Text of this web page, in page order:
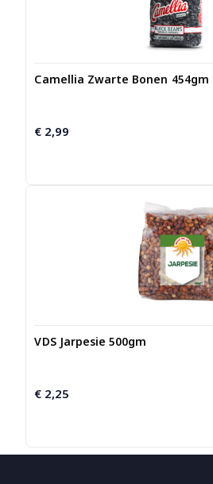
Camellia Zwarte Bonen 454gm
€ 2,99
VDS Jarpesie 500gm
€ 2,25